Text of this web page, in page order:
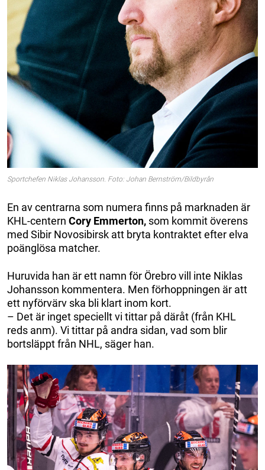
Sportchefen Niklas Johansson. Foto: Johan Bernström/Bildbyrån
En av centrarna som numera finns på marknaden är
KHL-centern Cory Emmerton, som kommit överens
med Sibir Novosibirsk att bryta kontraktet efter elva
poänglösa matcher.
Huruvida han är ett namn för Örebro vill inte Niklas
Johansson kommentera. Men förhoppningen är att
ett nyförvärv ska bli klart inom kort.
– Det är inget speciellt vi tittar på däråt (från KHL
reds anm). Vi tittar på andra sidan, vad som blir
bortsläppt från NHL, säger han.